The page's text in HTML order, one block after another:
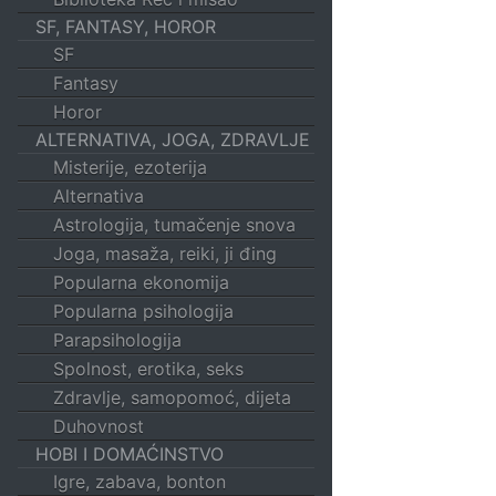
SF, FANTASY, HOROR
SF
Fantasy
Horor
ALTERNATIVA, JOGA, ZDRAVLJE
Misterije, ezoterija
Alternativa
Astrologija, tumačenje snova
Joga, masaža, reiki, ji đing
Popularna ekonomija
Popularna psihologija
Parapsihologija
Spolnost, erotika, seks
Zdravlje, samopomoć, dijeta
Duhovnost
HOBI I DOMAĆINSTVO
Igre, zabava, bonton